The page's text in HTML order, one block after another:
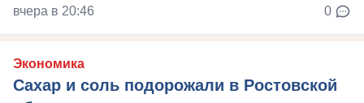
вчера в 20:46 0
Экономика
Сахар и соль подорожали в Ростовской